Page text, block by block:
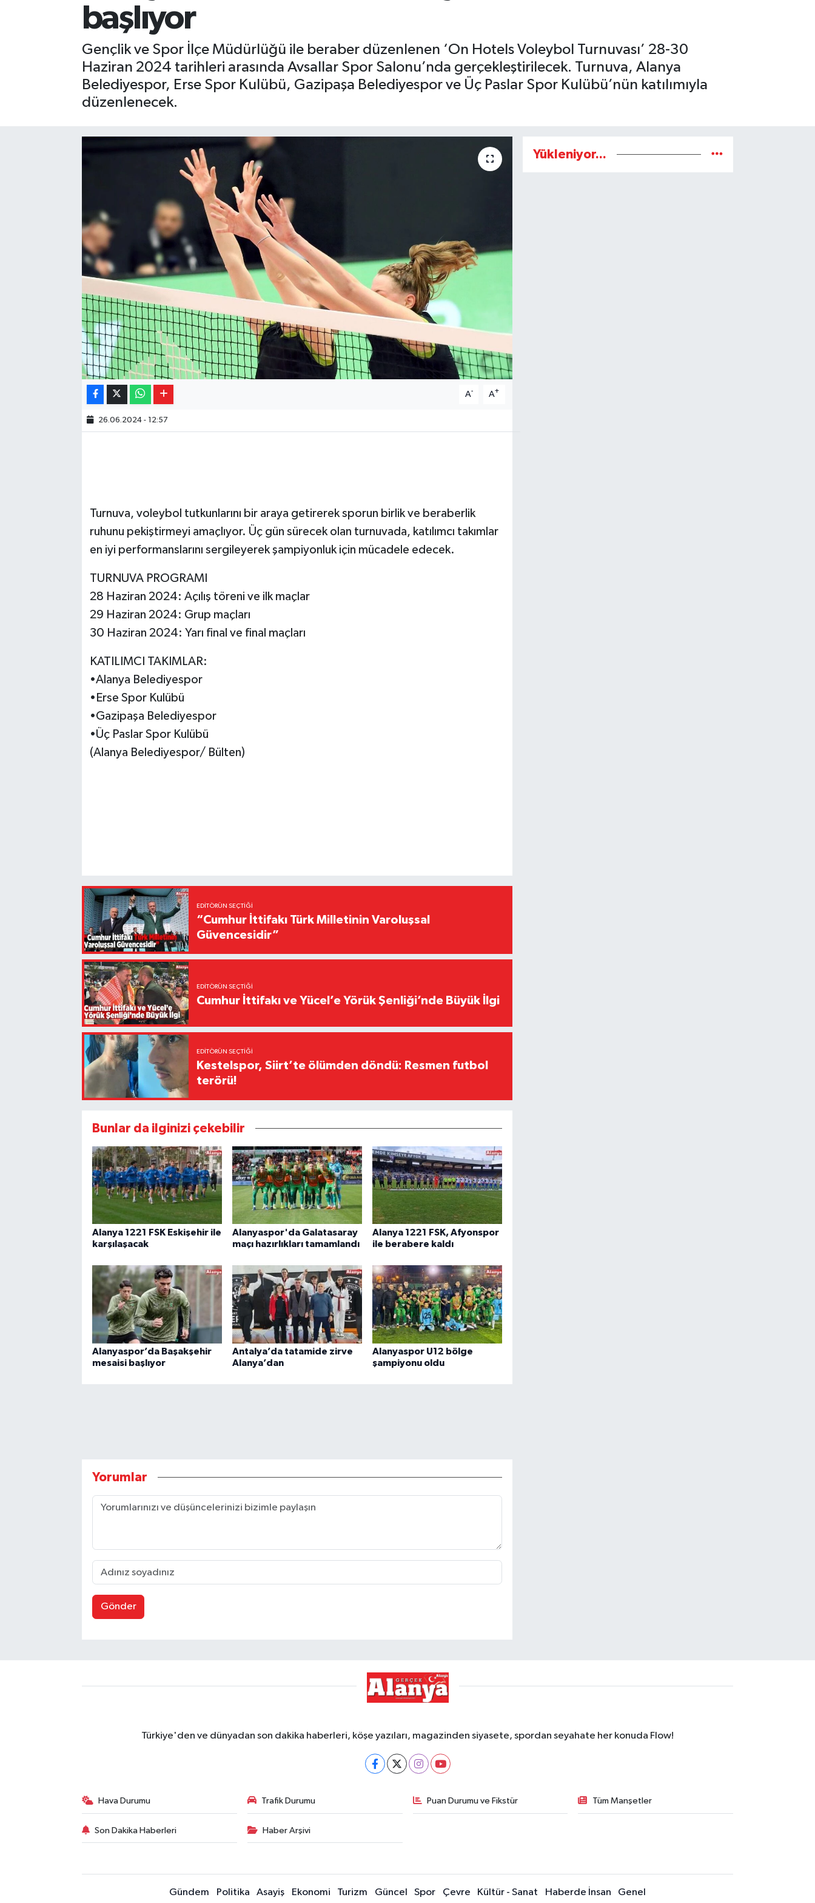
başlıyor
Gençlik ve Spor İlçe Müdürlüğü ile beraber düzenlenen ‘On Hotels Voleybol Turnuvası’ 28-30
Haziran 2024 tarihleri arasında Avsallar Spor Salonu’nda gerçekleştirilecek. Turnuva, Alanya
Belediyespor, Erse Spor Kulübü, Gazipaşa Belediyespor ve Üç Paslar Spor Kulübü’nün katılımıyla
düzenlenecek.
A- A+
26.06.2024 - 12:57
Turnuva, voleybol tutkunlarını bir araya getirerek sporun birlik ve beraberlik
ruhunu pekiştirmeyi amaçlıyor. Üç gün sürecek olan turnuvada, katılımcı takımlar
en iyi performanslarını sergileyerek şampiyonluk için mücadele edecek.
TURNUVA PROGRAMI
28 Haziran 2024: Açılış töreni ve ilk maçlar
29 Haziran 2024: Grup maçları
30 Haziran 2024: Yarı final ve final maçları
KATILIMCI TAKIMLAR:
•Alanya Belediyespor
•Erse Spor Kulübü
•Gazipaşa Belediyespor
•Üç Paslar Spor Kulübü
(Alanya Belediyespor/ Bülten)
EDITÖRÜN SEÇTIĞI
“Cumhur İttifakı Türk Milletinin Varoluşsal
Güvencesidir”
EDITÖRÜN SEÇTIĞI
Cumhur İttifakı ve Yücel’e Yörük Şenliği’nde Büyük İlgi
EDITÖRÜN SEÇTIĞI
Kestelspor, Siirt’te ölümden döndü: Resmen futbol
terörü!
Bunlar da ilginizi çekebilir
Alanya 1221 FSK Eskişehir ile
karşılaşacak
Alanyaspor'da Galatasaray
maçı hazırlıkları tamamlandı
Alanya 1221 FSK, Afyonspor
ile berabere kaldı
Alanyaspor’da Başakşehir
mesaisi başlıyor
Antalya’da tatamide zirve
Alanya’dan
Alanyaspor U12 bölge
şampiyonu oldu
Yorumlar
Gönder
Yükleniyor...
Türkiye'den ve dünyadan son dakika haberleri, köşe yazıları, magazinden siyasete, spordan seyahate her konuda Flow!
Hava Durumu Trafik Durumu Puan Durumu ve Fikstür Tüm Manşetler
Son Dakika Haberleri Haber Arşivi
Gündem Politika Asayiş Ekonomi Turizm Güncel Spor Çevre Kültür - Sanat Haberde İnsan Genel
Gizlilik İlkeleri - Privacy Policy